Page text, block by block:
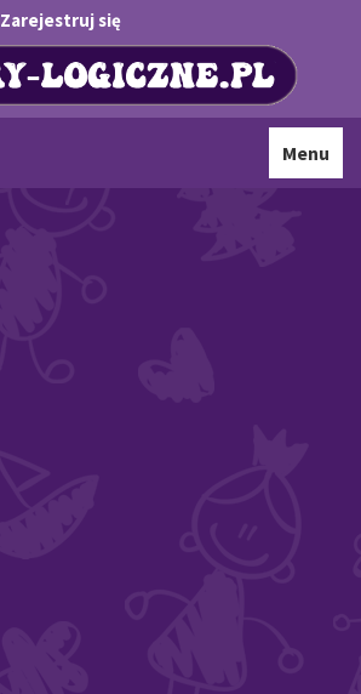
Zarejestruj się
Toggle
Menu